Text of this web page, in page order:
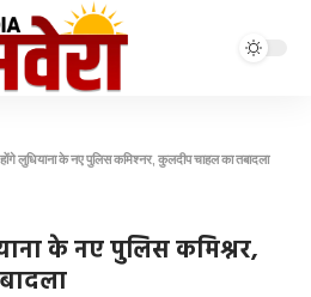
होंगे लुधियाना के नए पुलिस कमिश्नर, कुलदीप चाहल का तबादला
के नए पुलिस कमिश्नर,